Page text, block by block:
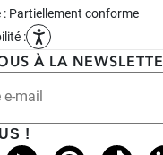
Partiellement conforme
:
À LA
e-mail
!